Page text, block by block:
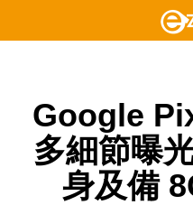
Google
多細節曝
身及備